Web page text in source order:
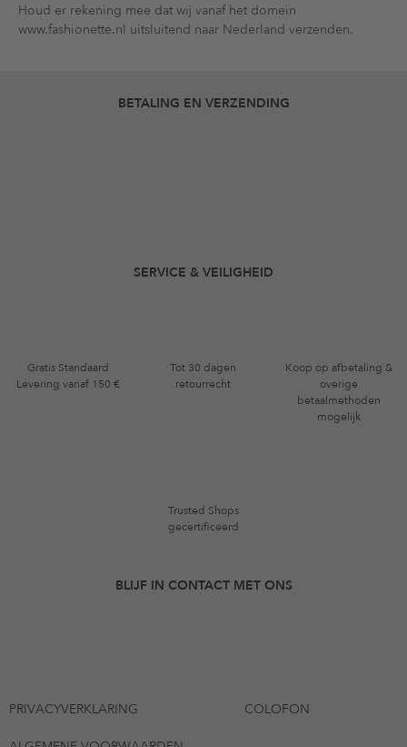
Houd er rekening mee dat wij vanaf het domein
www.fashionette.nl uitsluitend naar Nederland verzenden.
BETALING EN VERZENDING
SERVICE & VEILIGHEID
Gratis Standaard
Levering vanaf 150 €
Tot 30 dagen
retourrecht
Koop op afbetaling &
overige
betaalmethoden
mogelijk
Trusted Shops
gecertificeerd
BLIJF IN CONTACT MET ONS
PRIVACYVERKLARING COLOFON